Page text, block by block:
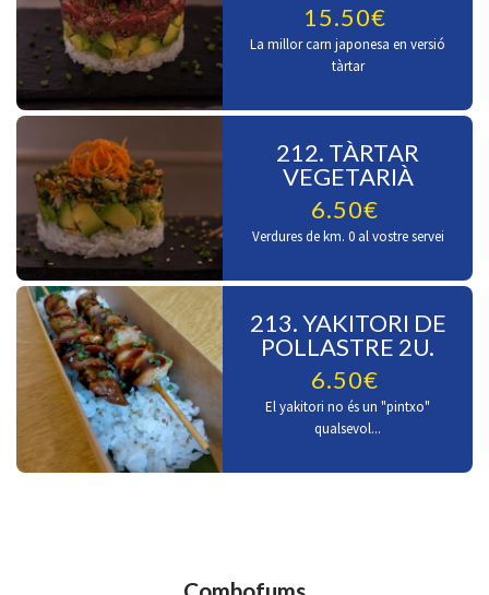
15.50€
La millor carn japonesa en versió
tàrtar
212. TÀRTAR
VEGETARIÀ
6.50€
Verdures de km. 0 al vostre servei
213. YAKITORI DE
POLLASTRE 2U.
6.50€
El yakitori no és un "pintxo"
qualsevol...